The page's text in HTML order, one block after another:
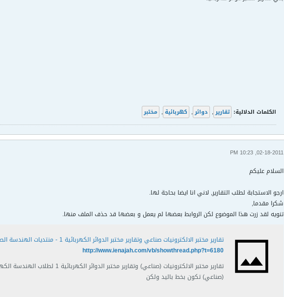
الكلمات الدلالية: تقارير , دوائر , كهربائية , مختبر
02-18-2011, 10:23 PM
السلام عليكم
ارجو الاستجابة لطلب التقارير, لاني انا ايضا بحاجة لها.
شكرا مقدما,
تنويه لقد زرت هذا الموضوع لكن الروابط بعضها لم يعمل و بعضها قد حذف الملف منها.
تقارير مختبر الالكترونيات صناعي وتقارير مختبر الدوائر الكهربائية 1 - منتديات الهندسة الصناعية
http://www.ienajah.com/vb/showthread.php?t=6180
(صناعي) تكون بخط باليد ولكن